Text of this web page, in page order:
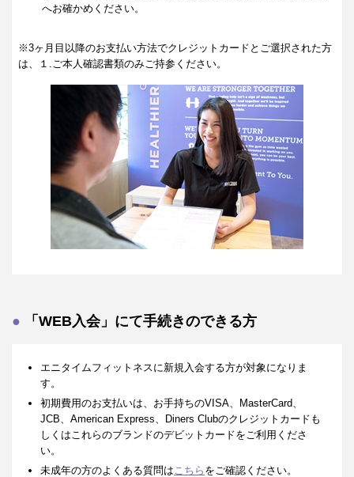
へお確かめください。
※3ヶ月目以降のお支払い方法でクレジットカードとご選択された方
は、１.ご本人確認書類のみご持参ください。
「WEB入会」にて手続きのできる方
エニタイムフィットネスに新規入会する方が対象になりま
す。
初期費用のお支払いは、お手持ちのVISA、MasterCard、
JCB、American Express、Diners Clubのクレジットカードも
しくはこれらのブランドのデビットカードをご利用くださ
い。
未成年の方のよくある質問はこちら をご確認ください。